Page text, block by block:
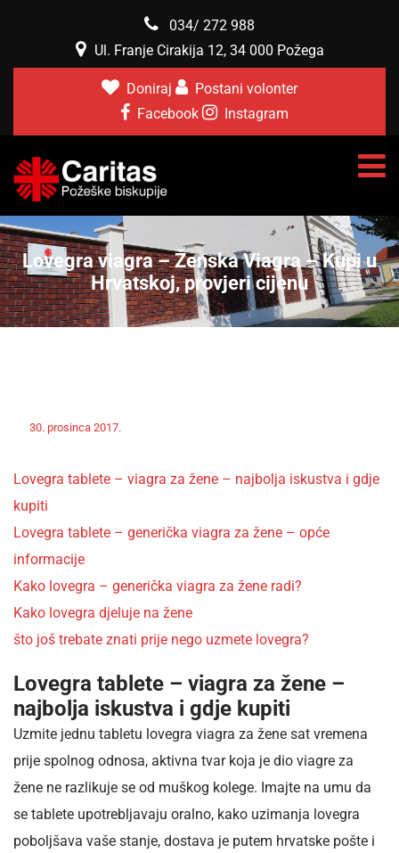
034/ 272 988
Ul. Franje Cirakija 12, 34 000 Požega
Doniraj
Postani volonter
Facebook
Instagram
Lovegra viagra – Ženska Viagra – Kupi u
Hrvatskoj, provjeri cijenu
30. prosinca 2017.
Lovegra tablete – viagra za žene – najbolja iskustva i gdje
kupiti
Lovegra tablete – generička viagra za žene – opće
informacije
Kako lovegra – generička viagra za žene radi?
Kako lovegra djeluje na žene
što još trebate znati prije nego uzmete lovegra?
Lovegra tablete – viagra za žene –
najbolja iskustva i gdje kupiti
Uzmite jednu tabletu lovegra viagra za žene sat vremena
prije spolnog odnosa, aktivna tvar koja je dio viagre za
žene ne razlikuje se od muškog kolege. Imajte na umu da
se tablete upotrebljavaju oralno, kako uzimanja lovegra
poboljšava vaše stanje, dostava je putem hrvatske pošte i